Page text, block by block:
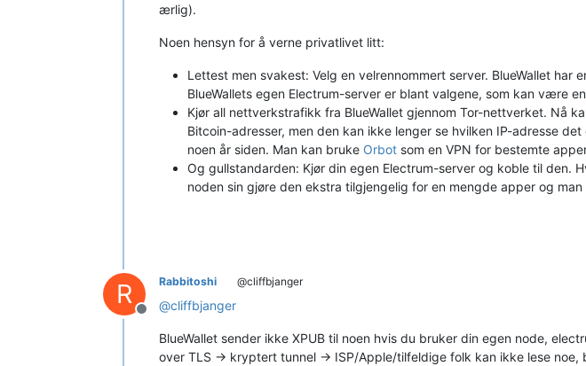
ærlig).
Noen hensyn for å verne privatlivet litt:
Lettest men svakest: Velg en velrennommert server. BlueWallet
BlueWallets egen Electrum-server er blant valgene, som kan være
Kjør all nettverkstrafikk fra BlueWallet gjennom Tor-nettverket. Nå
Bitcoin-adresser, men den kan ikke lenger se hvilken IP-adresse
noen år siden. Man kan bruke Orbot som en VPN for bestemte
Og gullstandarden: Kjør din egen Electrum-server og koble til den.
noden sin gjøre den ekstra tilgjengelig for en mengde apper og
R
Frakoblet
Rabbitoshi @cliffbjanger
@cliffbjanger
BlueWallet sender ikke XPUB til noen hvis du bruker din egen node,
over TLS → kryptert tunnel → ISP/Apple/tilfeldige folk kan ikke lese noe,